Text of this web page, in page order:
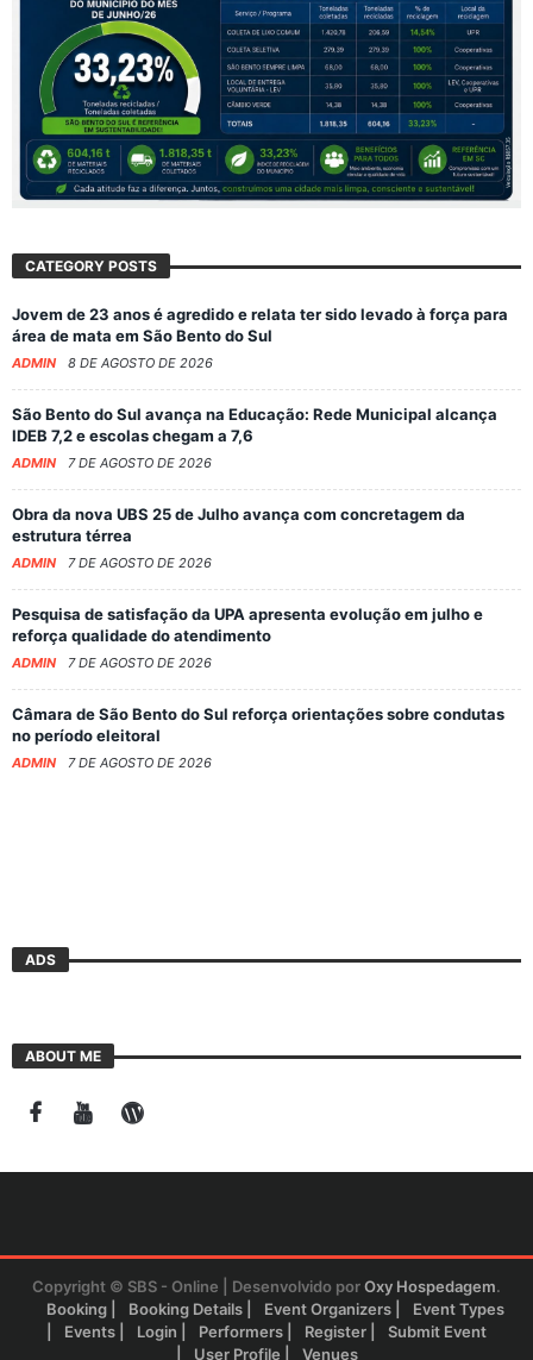
CATEGORY POSTS
Jovem de 23 anos é agredido e relata ter sido levado à força para
área de mata em São Bento do Sul
ADMIN 8 DE AGOSTO DE 2026
São Bento do Sul avança na Educação: Rede Municipal alcança
IDEB 7,2 e escolas chegam a 7,6
ADMIN 7 DE AGOSTO DE 2026
Obra da nova UBS 25 de Julho avança com concretagem da
estrutura térrea
ADMIN 7 DE AGOSTO DE 2026
Pesquisa de satisfação da UPA apresenta evolução em julho e
reforça qualidade do atendimento
ADMIN 7 DE AGOSTO DE 2026
Câmara de São Bento do Sul reforça orientações sobre condutas
no período eleitoral
ADMIN 7 DE AGOSTO DE 2026
ADS
ABOUT ME
Copyright © SBS - Online | Desenvolvido porOxy Hospedagem.
Booking
Booking Details Event Organizers
Event Types
Events
Login Performers Register
Submit Event
User Profile
Venues